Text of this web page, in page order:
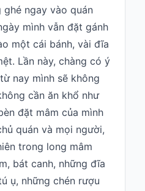
ghé ngay vào quán
mình vẫn đặt gánh
một cái bánh, vài đĩa
Lần này, chàng có ý
nay mình sẽ không
cần ăn khổ như
đặt mâm của mình
quán và mọi người,
trong long mâm
bát canh, những đĩa
ụ, những chén rượu